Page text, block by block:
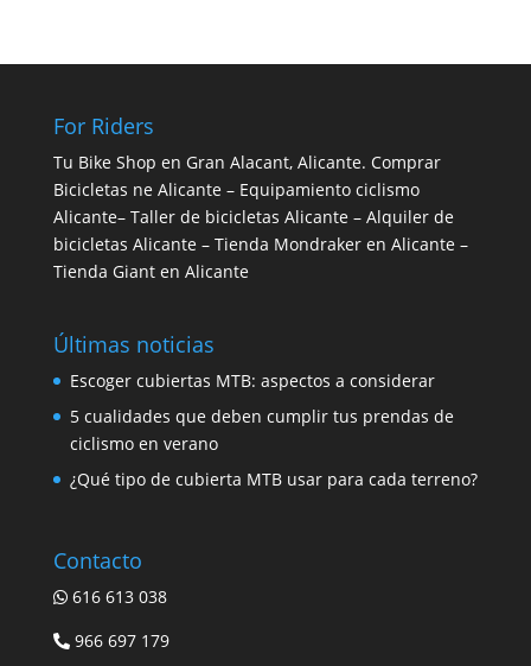
For Riders
Tu Bike Shop en Gran Alacant, Alicante. Comprar
Bicicletas ne Alicante– Equipamiento ciclismo
Alicante– Taller de bicicletas Alicante– Alquiler de
bicicletas Alicante– Tienda Mondraker en Alicante–
Tienda Giant en Alicante
Últimas noticias
Escoger cubiertas MTB: aspectos a considerar
5 cualidades que deben cumplir tus prendas de
ciclismo en verano
¿Qué tipo de cubierta MTB usar para cada terreno?
Contacto
616 613 038
966 697 179